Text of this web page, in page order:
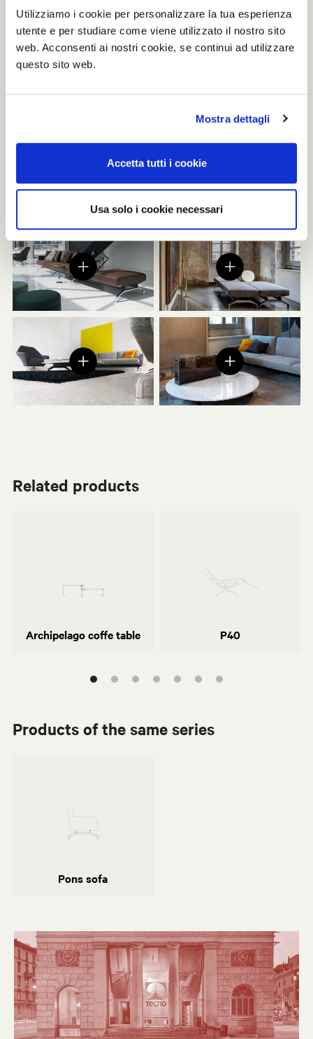
Utilizziamo i cookie per personalizzare la tua esperienza
utente e per studiare come viene utilizzato il nostro sito
web. Acconsenti ai nostri cookie, se continui ad utilizzare
questo sito web.
Mostra dettagli
Accetta tutti i cookie
Usa solo i cookie necessari
Related products
Archipelago coffe table P40
Products of the same series
Pons sofa
Pons sofa